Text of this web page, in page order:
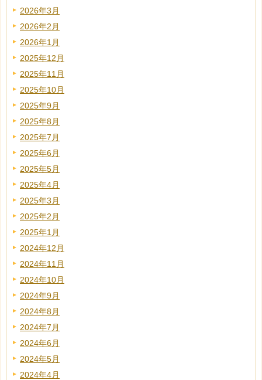
2026年3月
2026年2月
2026年1月
2025年12月
2025年11月
2025年10月
2025年9月
2025年8月
2025年7月
2025年6月
2025年5月
2025年4月
2025年3月
2025年2月
2025年1月
2024年12月
2024年11月
2024年10月
2024年9月
2024年8月
2024年7月
2024年6月
2024年5月
2024年4月